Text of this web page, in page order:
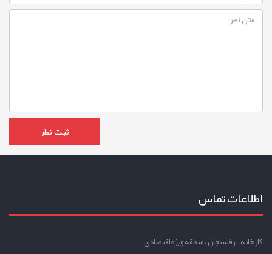
اطلاعات تماس
کارخانه -رفسنجان ، منطقه ویژه اقتصادی